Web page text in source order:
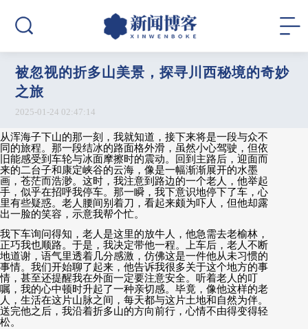
被忽视的折多山美景，探寻川西秘境的奇妙
之旅
2025-01-24 02:47:14
从浑海子下山的那一刻，我就知道，接下来将是一段与众不
同的旅程。那一段结冰的路面格外滑，虽然小心驾驶，但依
旧能感受到车轮与冰面摩擦时的震动。回到主路后，迎面而
来的二台子和康定峡谷的云海，像是一幅渐渐展开的水墨
画，苍茫而浩渺。这时，我注意到路边的一个老人，他举起
手，似乎在招呼我停车。那一瞬，我下意识地停下了车，心
里有些疑惑。老人腰间别着刀，看起来颇为吓人，但他却露
出一脸的笑容，示意我帮个忙。
我下车询问得知，老人是这里的放牛人，他急需去老榆林，
正巧我也顺路。于是，我决定带他一程。上车后，老人不断
地道谢，语气里透着几分感激，仿佛这是一件他从未习惯的
事情。我们开始聊了起来，他告诉我很多关于这个地方的事
情，甚至还提醒我在外面一定要注意安全。听着老人的叮
嘱，我的心中顿时升起了一种亲切感。毕竟，像他这样的老
人，生活在这片山脉之间，每天都与这片土地和自然为伴。
送完他之后，我沿着折多山的方向前行，心情不由得变得轻
松。